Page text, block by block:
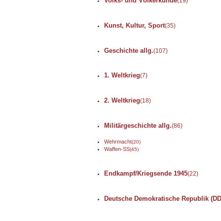
Kunst, Kultur, Sport(35)
Geschichte allg.(107)
1. Weltkrieg(7)
2. Weltkrieg(18)
Militärgeschichte allg.(86)
Wehrmacht(20)
Waffen-SS(45)
Endkampf/Kriegsende 1945(22)
Deutsche Demokratische Republik